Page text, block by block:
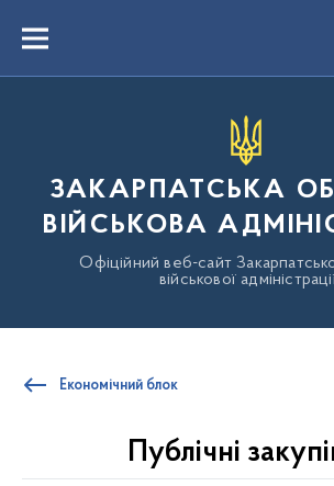
вмістуMenu
ЗАКАРПАТСЬКА
ВІЙСЬКОВА
Офіційний веб-сайт
військової
Економічний блок
Публічні